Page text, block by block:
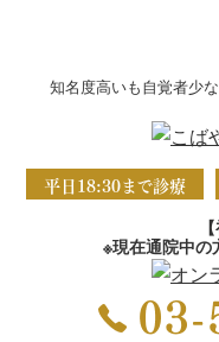
知名度高いも自覚者少
平日18:30まで診療
※現在通院中の